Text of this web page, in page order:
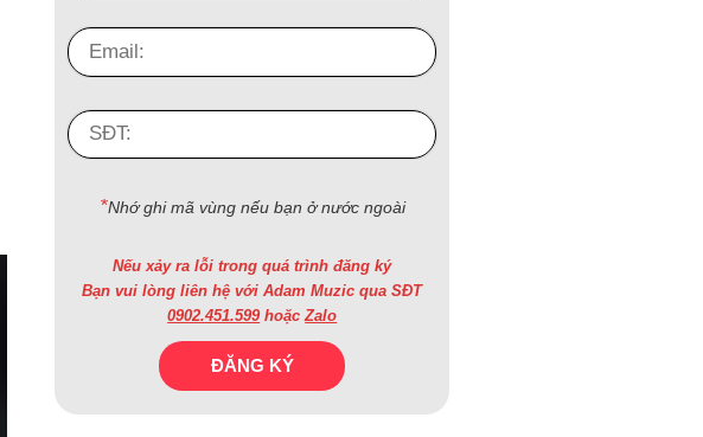
*Nhớ ghi mã vùng nếu bạn ở nước ngoài
Nếu xảy ra lỗi trong quá trình đăng ký
Bạn vui lòng liên hệ với Adam Muzic qua SĐT
0902.451.599hoặcZalo